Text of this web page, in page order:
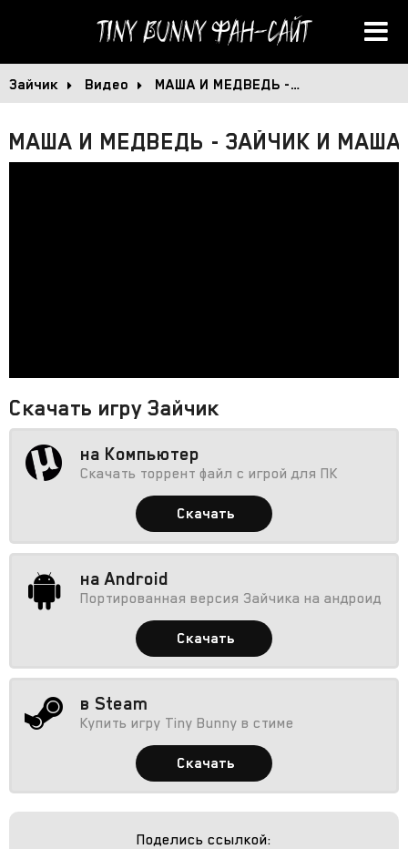
Tiny BunnyФан-сайт
Зайчик Видео МАША И МЕДВЕДЬ -…
МАША И МЕДВЕДЬ - ЗАЙЧИК И МАША
Скачать игру Зайчик
на Компьютер
Скачать торрент файл с игрой для ПК
Скачать
на Android
Портированная версия Зайчика на андроид
Скачать
в Steam
Купить игру Tiny Bunny в стиме
Скачать
Поделись ссылкой: